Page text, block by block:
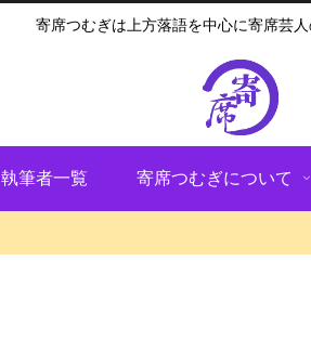
寄席つむぎは上方落語を中心に寄席芸人
執筆者一覧 寄席つむぎについて